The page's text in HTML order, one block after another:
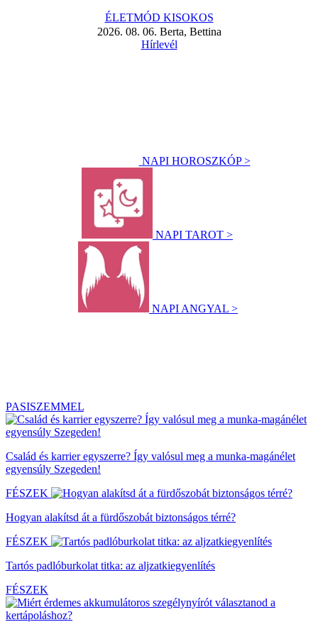
ÉLETMÓD KISOKOS
2026. 08. 06. Berta, Bettina
Hírlevél
NAPI HOROSZKÓP >
NAPI TAROT >
NAPI ANGYAL >
PASISZEMMEL
Család és karrier egyszerre? Így valósul meg a munka-magánélet
egyensúly Szegeden!
FÉSZEK
Hogyan alakítsd át a fürdőszobát biztonságos térré?
FÉSZEK
Tartós padlóburkolat titka: az aljzatkiegyenlítés
FÉSZEK